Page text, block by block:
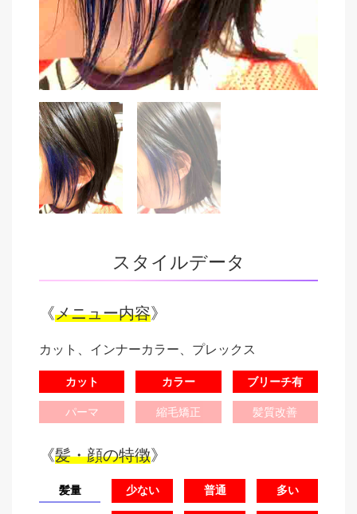
スタイルデータ
《メニュー内容》
カット、インナーカラー、プレックス
カット カラー ブリーチ有
パーマ 縮毛矯正 髪質改善
《髪・顔の特徴》
髪量 少ない 普通 多い